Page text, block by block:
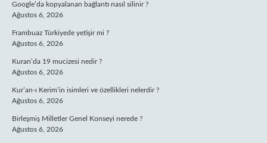
Google’da kopyalanan bağlantı nasıl silinir ?
Ağustos 6, 2026
Frambuaz Türkiyede yetişir mi ?
Ağustos 6, 2026
Kuran’da 19 mucizesi nedir ?
Ağustos 6, 2026
Kur’an-ı Kerim’in isimleri ve özellikleri nelerdir ?
Ağustos 6, 2026
Birleşmiş Milletler Genel Konseyi nerede ?
Ağustos 6, 2026